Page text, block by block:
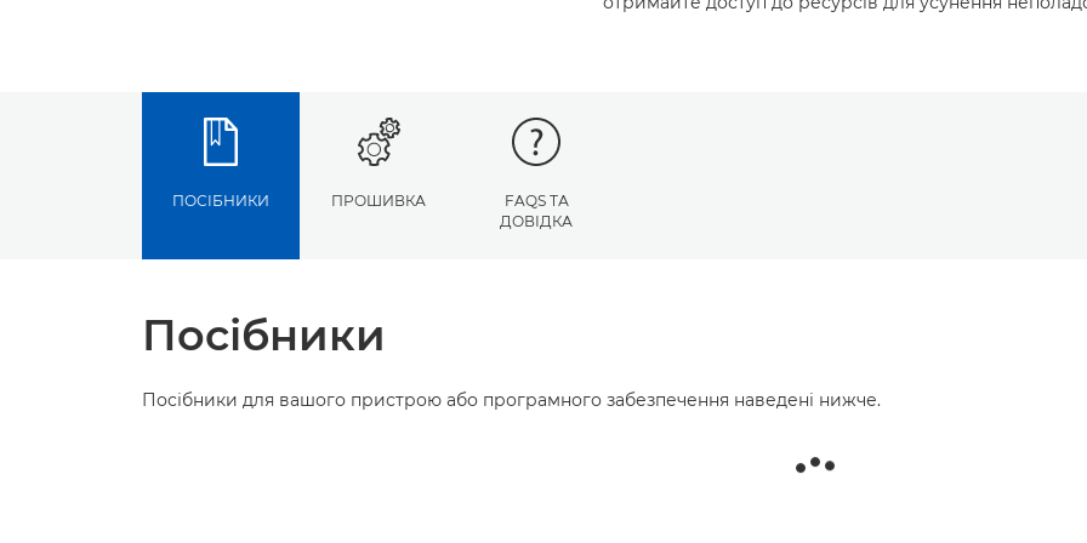
ПОСІБНИКИ ПРОШИВКА
FAQS ТА
ДОВІДКА
Посібники
Посібники для вашого пристрою або програмного забезпечення наведені нижче.